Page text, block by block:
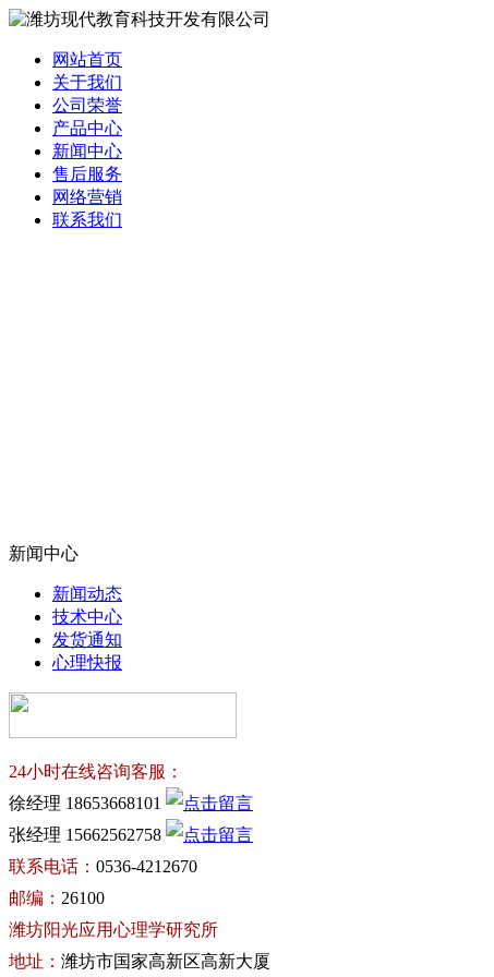
网站首页
关于我们
公司荣誉
产品中心
新闻中心
售后服务
网络营销
联系我们
新闻中心
新闻动态
技术中心
发货通知
心理快报
24小时在线咨询客服：
徐经理 18653668101
张经理 15662562758
联系电话： 0536-4212670
邮编： 26100
潍坊阳光应用心理学研究所
地址： 潍坊市国家高新区高新大厦